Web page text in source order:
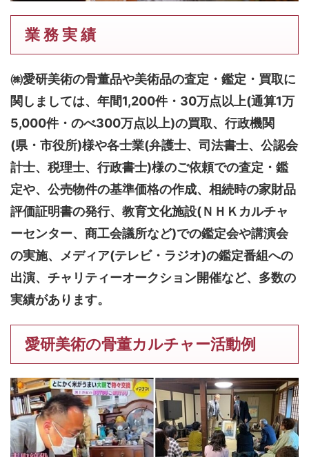
業 務 実 績
㈱愛研美術の骨董品や美術品の査定・鑑定・買取に
関しましては、 年間1,200件・30万点以上(通算1万
5,000件・のべ300万点以上)の買取、行政機関
(県・市役所)様や各士業(弁護士、司法書士、公認会
計士、税理士、行政書士)様のご依頼での査定・鑑
定や、公売物件の基準価格の作成、相続時の家財品
評価証明書の発行、教育文化施設(ＮＨＫカルチャ
ーセンター、商工会議所など)での鑑定会や講演会
の実施、メディア(テレビ・ラジオ)の鑑定番組への
出演、チャリティーオークション開催など、多数の
実績があります。
愛研美術の骨董カルチャー活動例